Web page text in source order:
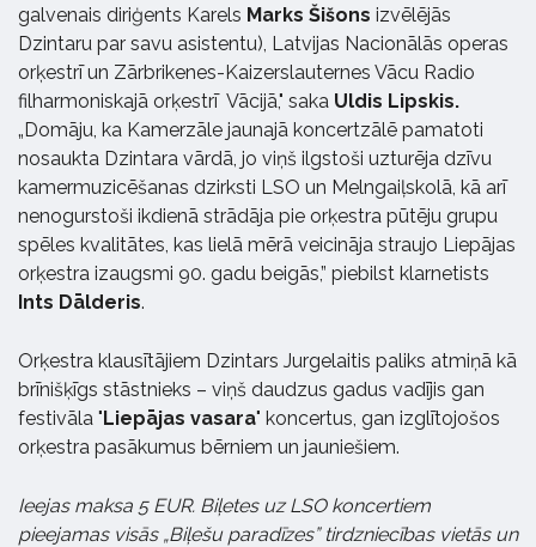
galvenais diriģents Karels Marks Šišons izvēlējās
Dzintaru par savu asistentu), Latvijas Nacionālās operas
orķestrī un Zārbrikenes-Kaizerslauternes Vācu Radio
filharmoniskajā orķestrī Vācijā," saka Uldis Lipskis.
„Domāju, ka Kamerzāle jaunajā koncertzālē pamatoti
nosaukta Dzintara vārdā, jo viņš ilgstoši uzturēja dzīvu
kamermuzicēšanas dzirksti LSO un Melngaiļskolā, kā arī
nenogurstoši ikdienā strādāja pie orķestra pūtēju grupu
spēles kvalitātes, kas lielā mērā veicināja straujo Liepājas
orķestra izaugsmi 90. gadu beigās,” piebilst klarnetists
Ints Dālderis.
Orķestra klausītājiem Dzintars Jurgelaitis paliks atmiņā kā
brīnišķīgs stāstnieks – viņš daudzus gadus vadījis gan
festivāla "Liepājas vasara" koncertus, gan izglītojošos
orķestra pasākumus bērniem un jauniešiem.
Ieejas maksa 5 EUR. Biļetes uz LSO koncertiem
pieejamas visās „Biļešu paradīzes” tirdzniecības vietās un